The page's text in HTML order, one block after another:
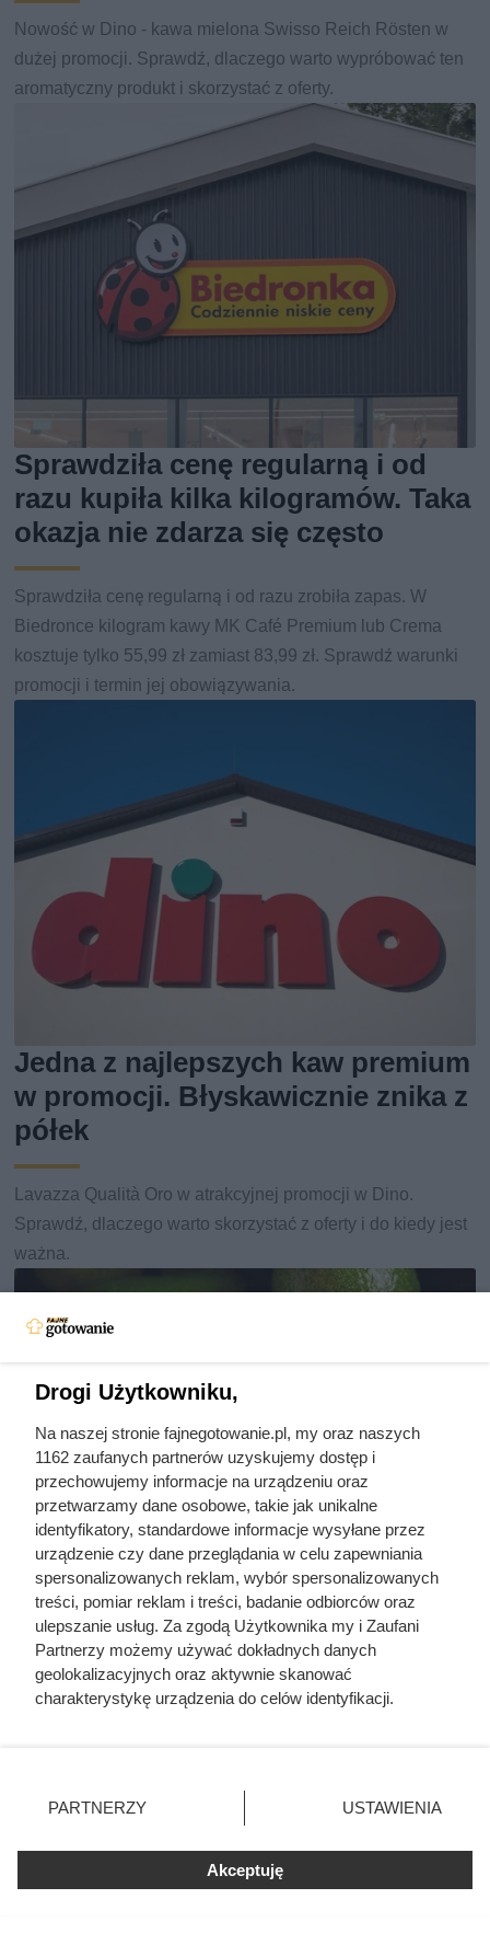
Nowość w Dino - kawa mielona Swisso Reich Rösten w
dużej promocji. Sprawdź, dlaczego warto wypróbować ten
aromatyczny produkt i skorzystać z oferty.
Sprawdziła cenę regularną i od
razu kupiła kilka kilogramów. Taka
okazja nie zdarza się często
Sprawdziła cenę regularną i od razu zrobiła zapas. W
Biedronce kilogram kawy MK Café Premium lub Crema
kosztuje tylko 55,99 zł zamiast 83,99 zł. Sprawdź warunki
promocji i termin jej obowiązywania.
Jedna z najlepszych kaw premium
w promocji. Błyskawicznie znika z
półek
Lavazza Qualità Oro w atrakcyjnej promocji w Dino.
Sprawdź, dlaczego warto skorzystać z oferty i do kiedy jest
ważna.
Uwaga na toksyczną persinę! Ten
popularny owoc może być
śmiertelnie groźny dla Twojego
Awokado: zdrowy tłuszcz czy kaloryczna pułapka?
Sprawdź, czy warto jeść je na diecie, jakie ma wartości i jak
je włączyć do menu.
Drogi Użytkowniku,
Na naszej stronie fajnegotowanie.pl, my oraz naszych
1162 zaufanych partnerów uzyskujemy dostęp i
przechowujemy informacje na urządzeniu oraz
przetwarzamy dane osobowe, takie jak unikalne
identyfikatory, standardowe informacje wysyłane przez
urządzenie czy dane przeglądania w celu zapewniania
spersonalizowanych reklam, wybór spersonalizowanych
treści, pomiar reklam i treści, badanie odbiorców oraz
ulepszanie usług. Za zgodą Użytkownika my i Zaufani
Partnerzy możemy używać dokładnych danych
geolokalizacyjnych oraz aktywnie skanować
charakterystykę urządzenia do celów identyfikacji.
zmienić/wycofać klikając przycisk ustawień prywatności
znajdujący się w lewym dolnym rogu strony
rodzaje przetwarzania danych nie wymagają zgody
użytkownika, ale masz prawo sprzeciwić się takiemu
przetwarzaniu. Preferencje będą miały zastosowania tylko
PARTNERZY USTAWIENIA
Akceptuję